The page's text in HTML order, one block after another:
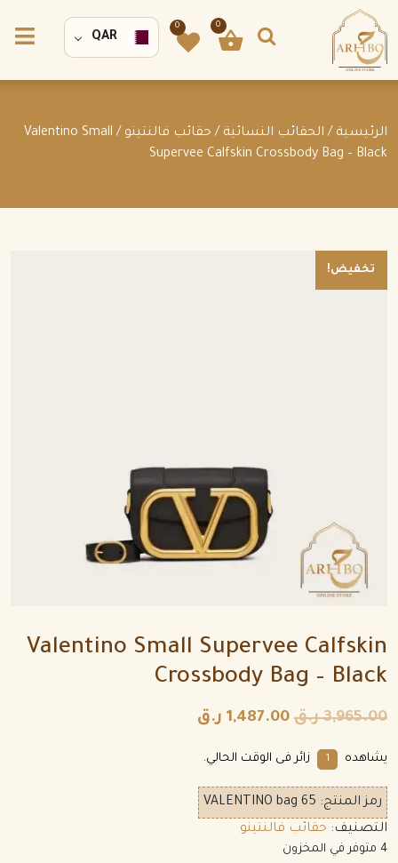
0
0
QAR
الرئيسية / الحقائب النسائية / حقائب فالنتينو
/ Valentino Small
Supervee Calfskin Crossbody Bag – Black
تخفيض!
Valentino Small Supervee Calfskin
Crossbody Bag – Black
3,965.00 ر.ق 1,487.00 ر.ق
يشاهده 1 زائر فى الوقت الحالي.
رمز المنتج: VALENTINO bag 65
التصنيف: حقائب فالنتينو
4 متوفر في المخزون